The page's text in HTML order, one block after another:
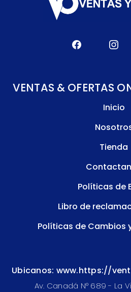
VENTAS & OFERTAS
Inicio
Tienda
Políticas de
Libro de
Políticas de Cambios
Ubicanos: www.https://
Av. Canadá N° 689 - La